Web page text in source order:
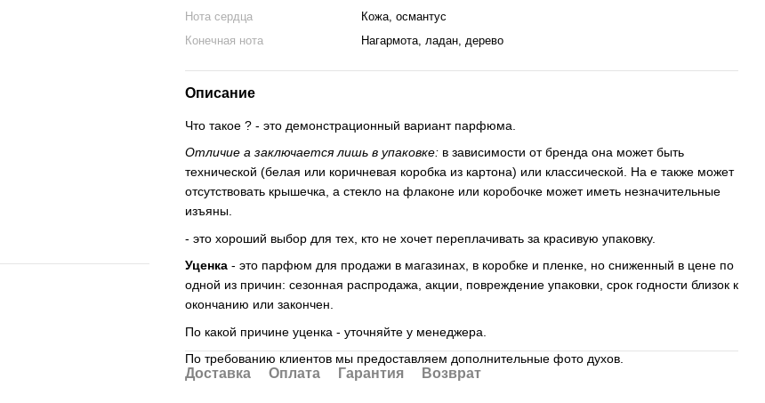
Нота сердца
Кожа, османтус
Конечная нота
Нагармота, ладан, дерево
Описание
Что такое ? - это демонстрационный вариант парфюма.
Отличие а заключается лишь в упаковке: в зависимости от бренда она может быть
технической (белая или коричневая коробка из картона) или классической. На е также может
отсутствовать крышечка, а стекло на флаконе или коробочке может иметь незначительные
изъяны.
- это хороший выбор для тех, кто не хочет переплачивать за красивую упаковку.
Уценка - это парфюм для продажи в магазинах, в коробке и пленке, но сниженный в цене по
одной из причин: сезонная распродажа, акции, повреждение упаковки, срок годности близок к
окончанию или закончен.
По какой причине уценка - уточняйте у менеджера.
По требованию клиентов мы предоставляем дополнительные фото духов.
Доставка Оплата Гарантия Возврат